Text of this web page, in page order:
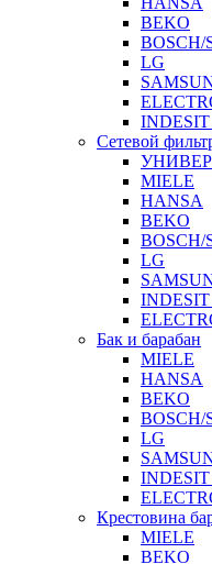
BEKO
BOSCH/
LG
Сетевой
MIELE
HANSA
BEKO
BOSCH/
LG
Бак и барабан
MIELE
HANSA
BEKO
BOSCH/
LG
Крестовина
MIELE
BEKO